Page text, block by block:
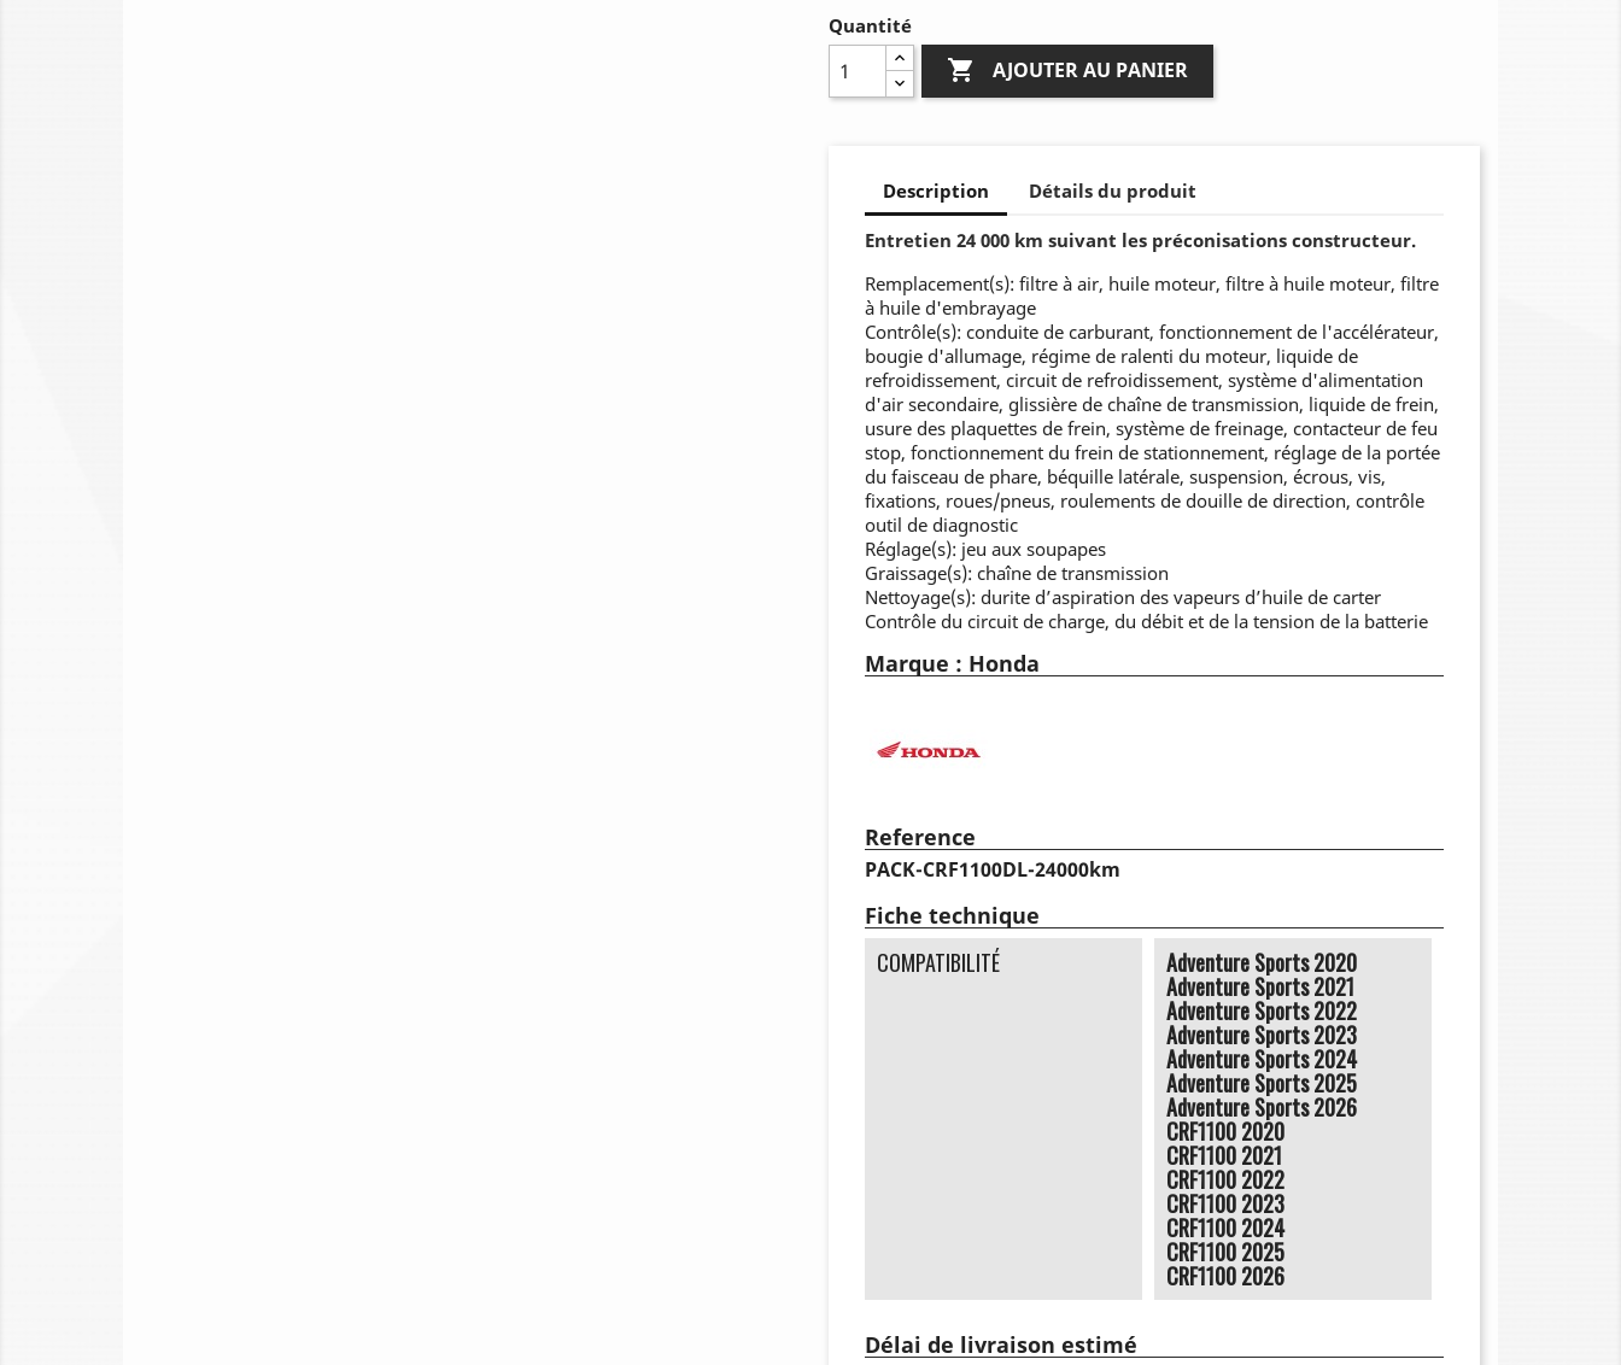
Quantité
 AJOUTER AU PANIER
Description Détails du produit
Entretien 24 000 km suivant les préconisations constructeur.
Remplacement(s): filtre à air, huile moteur, filtre à huile moteur, filtre
à huile d'embrayage
Contrôle(s): conduite de carburant, fonctionnement de l'accélérateur,
bougie d'allumage, régime de ralenti du moteur, liquide de
refroidissement, circuit de refroidissement, système d'alimentation
d'air secondaire, glissière de chaîne de transmission, liquide de frein,
usure des plaquettes de frein, système de freinage, contacteur de feu
stop, fonctionnement du frein de stationnement, réglage de la portée
du faisceau de phare, béquille latérale, suspension, écrous, vis,
fixations, roues/pneus, roulements de douille de direction, contrôle
outil de diagnostic
Réglage(s): jeu aux soupapes
Graissage(s): chaîne de transmission
Nettoyage(s): durite d’aspiration des vapeurs d’huile de carter
Contrôle du circuit de charge, du débit et de la tension de la batterie
Marque : Honda
Reference
PACK-CRF1100DL-24000km
Fiche technique
COMPATIBILITÉ Adventure Sports 2020
Adventure Sports 2021
Adventure Sports 2022
Adventure Sports 2023
Adventure Sports 2024
Adventure Sports 2025
Adventure Sports 2026
CRF1100 2020
CRF1100 2021
CRF1100 2022
CRF1100 2023
CRF1100 2024
CRF1100 2025
CRF1100 2026
Délai de livraison estimé